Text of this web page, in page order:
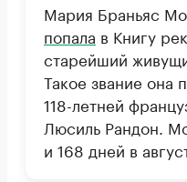
Мария Браньяс
попала в Книгу
старейший
Такое звание она
118-летней
Люсиль Рандон.
и 168 дней в